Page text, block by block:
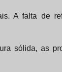
A falta de
sólida, as